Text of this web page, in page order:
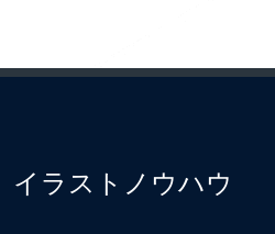
イラストノウハウ